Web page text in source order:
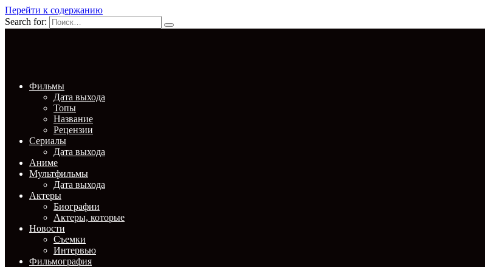
Перейти к содержанию
Search for:
Фильмы
Дата выхода
Топы
Название
Рецензии
Сериалы
Дата выхода
Аниме
Мультфильмы
Дата выхода
Актеры
Биографии
Актеры, которые
Новости
Съемки
Интервью
Фильмография